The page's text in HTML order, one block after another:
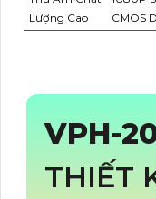
Lượng Cao
CMOS
VPH-
THIẾT